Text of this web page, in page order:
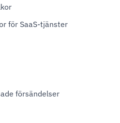
för SaaS-tjänster
försändelser